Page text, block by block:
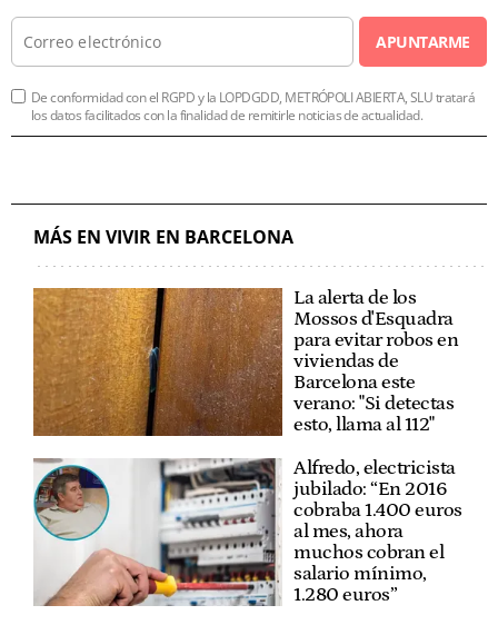
APUNTARME
De conformidad con el RGPD y la LOPDGDD, METRÓPOLI ABIERTA, SLU tratará
los datos facilitados con la finalidad de remitirle noticias de actualidad.
MÁS EN VIVIR EN BARCELONA
La alerta de los
Mossos d'Esquadra
para evitar robos en
viviendas de
Barcelona este
verano: "Si detectas
esto, llama al 112"
Alfredo, electricista
jubilado: “En 2016
cobraba 1.400 euros
al mes, ahora
muchos cobran el
salario mínimo,
1.280 euros”